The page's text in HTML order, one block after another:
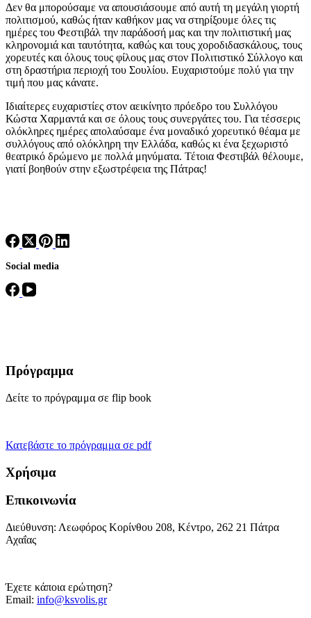
Δεν θα μπορούσαμε να απουσιάσουμε από αυτή τη μεγάλη γιορτή
πολιτισμού, καθώς ήταν καθήκον μας να στηρίξουμε όλες τις
ημέρες του Φεστιβάλ την παράδοσή μας και την πολιτιστική μας
κληρονομιά και ταυτότητα, καθώς και τους χοροδιδασκάλους, τους
χορευτές και όλους τους φίλους μας στον Πολιτιστικό Σύλλογο και
στη δραστήρια περιοχή του Σουλίου. Ευχαριστούμε πολύ για την
τιμή που μας κάνατε.
Ιδιαίτερες ευχαριστίες στον αεικίνητο πρόεδρο του Συλλόγου
Κώστα Χαρμαντά και σε όλους τους συνεργάτες του. Για τέσσερις
ολόκληρες ημέρες απολαύσαμε ένα μοναδικό χορευτικό θέαμα με
συλλόγους από ολόκληρη την Ελλάδα, καθώς κι ένα ξεχωριστό
θεατρικό δρώμενο με πολλά μηνύματα. Τέτοια Φεστιβάλ θέλουμε,
γιατί βοηθούν στην εξωστρέφεια της Πάτρας!
Social media
Πρόγραμμα
Δείτε το πρόγραμμα σε flip book
Κατεβάστε το πρόγραμμα σε pdf
Χρήσιμα
Επικοινωνία
Διεύθυνση: Λεωφόρος Κορίνθου 208, Κέντρο, 262 21 Πάτρα
Αχαΐας
Έχετε κάποια ερώτηση?
Email: info@ksvolis.gr